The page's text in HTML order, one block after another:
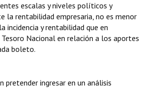
escalas y niveles políticos y
la rentabilidad empresaria, no es menor
incidencia y rentabilidad que en
Nacional en relación a los aportes
boleto.
pretender ingresar en un análisis